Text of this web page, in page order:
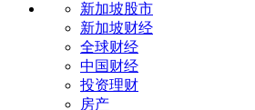
新加坡股市
新加坡财经
全球财经
中国财经
投资理财
房产